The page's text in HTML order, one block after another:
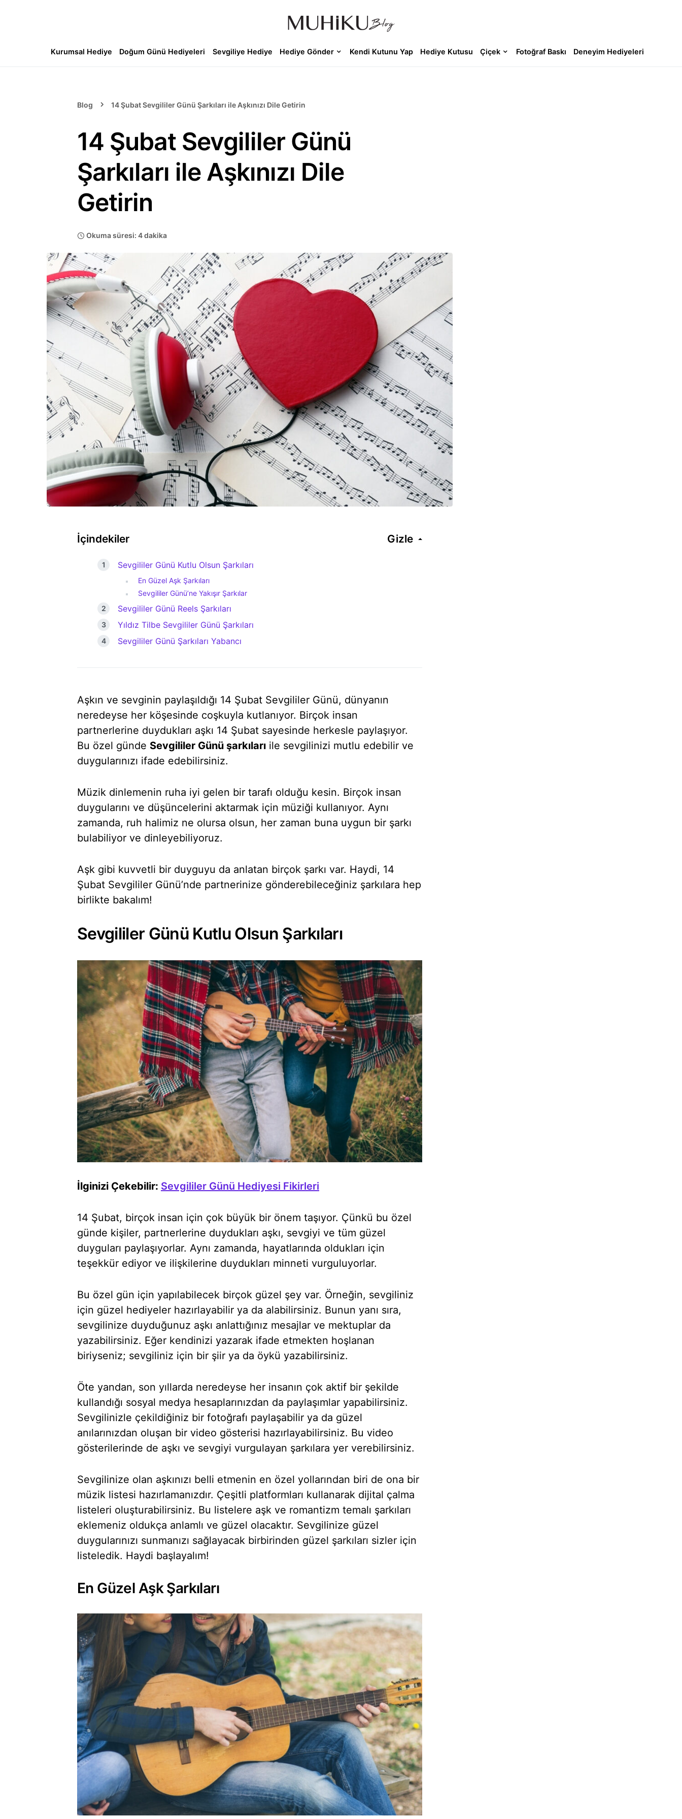
Kurumsal Hediye Doğum Günü Hediyeleri Sevgiliye Hediye Hediye Gönder Kendi Kutunu Yap Hediye Kutusu Çiçek Fotoğraf Baskı Deneyim Hediyeleri
Blog 14 Şubat Sevgililer Günü Şarkıları ile Aşkınızı Dile Getirin
14 Şubat Sevgililer Günü
Şarkıları ile Aşkınızı Dile
Getirin
Okuma süresi: 4 dakika
İçindekiler Gizle
Sevgililer Günü Kutlu Olsun Şarkıları
En Güzel Aşk Şarkıları
Sevgililer Günü’ne Yakışır Şarkılar
Sevgililer Günü Reels Şarkıları
Yıldız Tilbe Sevgililer Günü Şarkıları
Sevgililer Günü Şarkıları Yabancı
Aşkın ve sevginin paylaşıldığı 14 Şubat Sevgililer Günü, dünyanın
neredeyse her köşesinde coşkuyla kutlanıyor. Birçok insan
partnerlerine duydukları aşkı 14 Şubat sayesinde herkesle paylaşıyor.
Bu özel günde Sevgililer Günü şarkıları ile sevgilinizi mutlu edebilir ve
duygularınızı ifade edebilirsiniz.
Müzik dinlemenin ruha iyi gelen bir tarafı olduğu kesin. Birçok insan
duygularını ve düşüncelerini aktarmak için müziği kullanıyor. Aynı
zamanda, ruh halimiz ne olursa olsun, her zaman buna uygun bir şarkı
bulabiliyor ve dinleyebiliyoruz.
Aşk gibi kuvvetli bir duyguyu da anlatan birçok şarkı var. Haydi, 14
Şubat Sevgililer Günü’nde partnerinize gönderebileceğiniz şarkılara hep
birlikte bakalım!
Sevgililer Günü Kutlu Olsun Şarkıları
İlginizi Çekebilir: Sevgililer Günü Hediyesi Fikirleri
14 Şubat, birçok insan için çok büyük bir önem taşıyor. Çünkü bu özel
günde kişiler, partnerlerine duydukları aşkı, sevgiyi ve tüm güzel
duyguları paylaşıyorlar. Aynı zamanda, hayatlarında oldukları için
teşekkür ediyor ve ilişkilerine duydukları minneti vurguluyorlar.
Bu özel gün için yapılabilecek birçok güzel şey var. Örneğin, sevgiliniz
için güzel hediyeler hazırlayabilir ya da alabilirsiniz. Bunun yanı sıra,
sevgilinize duyduğunuz aşkı anlattığınız mesajlar ve mektuplar da
yazabilirsiniz. Eğer kendinizi yazarak ifade etmekten hoşlanan
biriyseniz; sevgiliniz için bir şiir ya da öykü yazabilirsiniz.
Öte yandan, son yıllarda neredeyse her insanın çok aktif bir şekilde
kullandığı sosyal medya hesaplarınızdan da paylaşımlar yapabilirsiniz.
Sevgilinizle çekildiğiniz bir fotoğrafı paylaşabilir ya da güzel
anılarınızdan oluşan bir video gösterisi hazırlayabilirsiniz. Bu video
gösterilerinde de aşkı ve sevgiyi vurgulayan şarkılara yer verebilirsiniz.
Sevgilinize olan aşkınızı belli etmenin en özel yollarından biri de ona bir
müzik listesi hazırlamanızdır. Çeşitli platformları kullanarak dijital çalma
listeleri oluşturabilirsiniz. Bu listelere aşk ve romantizm temalı şarkıları
eklemeniz oldukça anlamlı ve güzel olacaktır. Sevgilinize güzel
duygularınızı sunmanızı sağlayacak birbirinden güzel şarkıları sizler için
listeledik. Haydi başlayalım!
En Güzel Aşk Şarkıları